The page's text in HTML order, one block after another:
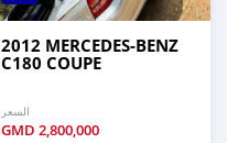
2012 MERCEDES-BENZ
C180 COUPE
السعر
GMD 2,800,000